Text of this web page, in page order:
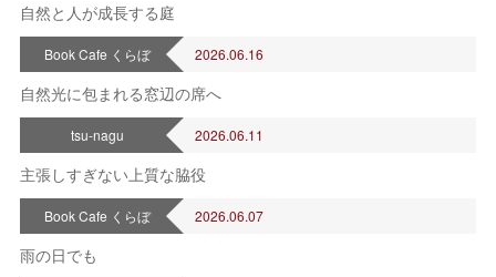
自然と人が成長する庭
Book Cafe くらぼ 2026.06.16
自然光に包まれる窓辺の席へ
tsu-nagu 2026.06.11
主張しすぎない上質な脇役
Book Cafe くらぼ 2026.06.07
雨の日でも